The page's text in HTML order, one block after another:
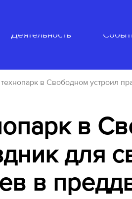
Деятельность
в Свободном устроил
в
для
в